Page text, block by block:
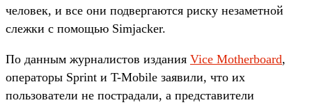
человек, и все они подвергаются риску незаметной
слежки с помощью Simjacker.
По данным журналистов издания Vice Motherboard,
операторы Sprint и T-Mobile заявили, что их
пользователи не пострадали, а представители